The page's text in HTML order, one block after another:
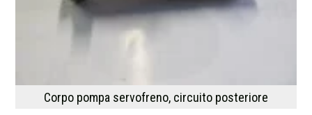
Corpo pompa servofreno, circuito posteriore